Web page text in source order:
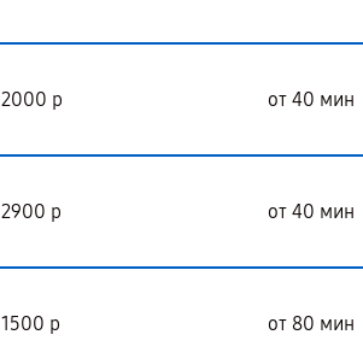
2000 р от 40 мин
2900 р от 40 мин
1500 р от 80 мин